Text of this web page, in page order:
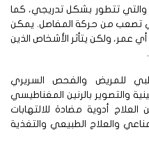
تتطور بشكل تدريجي، كما
من حركة المفاصل. يمكن
ولكن يتأثر الأشخاص الذين
للمريض والفحص السريري
بالرنين المغناطيسي
أدوية مضادة للالتهابات
والعلاج الطبيعي والتغذية